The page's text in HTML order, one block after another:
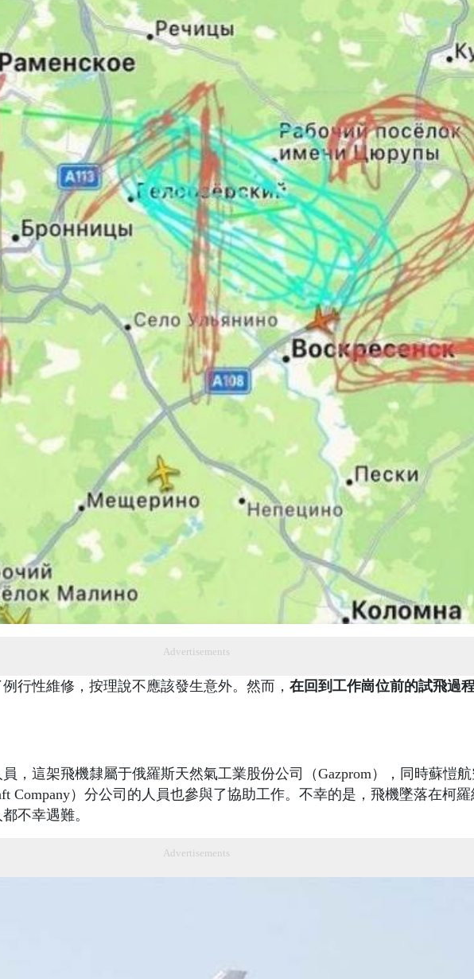
Advertisements
行性維修，按理說不應該發生意外。然而， 在回到工作崗位前的試飛過
，這架飛機隸屬于俄羅斯天然氣工業股份公司（Gazprom），同時蘇愷
Company）分公司的人員也參與了協助工作。不幸的是，飛機墜落在柯
不幸遇難。
Advertisements